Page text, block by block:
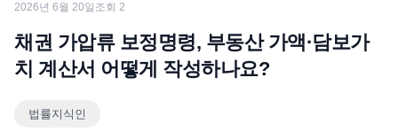
업무분야
전체
소식/자료
공지사항
2026년 6월 20일 조회 2
채권 가압류 보정명령, 부동산 가액·담보가
치 계산서 어떻게 작성하나요?
법률지식인